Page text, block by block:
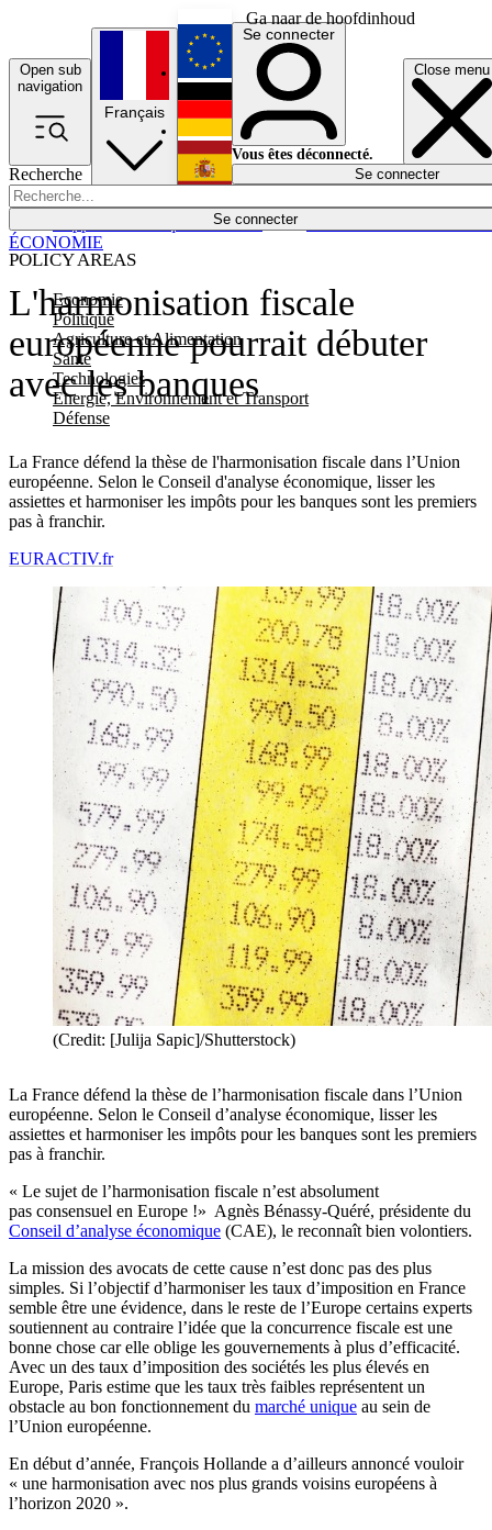
Ga naar de hoofdinhoud
Open sub
navigation
Close menu
Recherche
Se connecter
POLICY AREAS
Economie
Politique
Agriculture et Alimentation
Santé
Technologies
Energie, Environnement et Transport
Défense
Économie
Français
English
Deutsch
Español
Se connecter
Vous êtes déconnecté.
Se connecter
L'harmonisation fiscale
européenne pourrait débuter
avec les banques
La France défend la thèse de l'harmonisation fiscale dans l’Union
européenne. Selon le Conseil d'analyse économique, lisser les
assiettes et harmoniser les impôts pour les banques sont les premiers
pas à franchir.
ÉCONOMIE
EURACTIV.fr
(Credit: [Julija Sapic]/Shutterstock)
La France défend la thèse de l’harmonisation fiscale dans l’Union
européenne. Selon le Conseil d’analyse économique, lisser les
assiettes et harmoniser les impôts pour les banques sont les premiers
pas à franchir.
« Le sujet de l’harmonisation fiscale n’est absolument
pas consensuel en Europe !» Agnès Bénassy-Quéré, présidente du
Conseil d’analyse économique (CAE), le reconnaît bien volontiers.
La mission des avocats de cette cause n’est donc pas des plus
simples. Si l’objectif d’harmoniser les taux d’imposition en France
semble être une évidence, dans le reste de l’Europe certains experts
soutiennent au contraire l’idée que la concurrence fiscale est une
bonne chose car elle oblige les gouvernements à plus d’efficacité.
Avec un des taux d’imposition des sociétés les plus élevés en
Europe, Paris estime que les taux très faibles représentent un
obstacle au bon fonctionnement du marché unique au sein de
l’Union européenne.
En début d’année, François Hollande a d’ailleurs annoncé vouloir
« une harmonisation avec nos plus grands voisins européens à
l’horizon 2020 ».